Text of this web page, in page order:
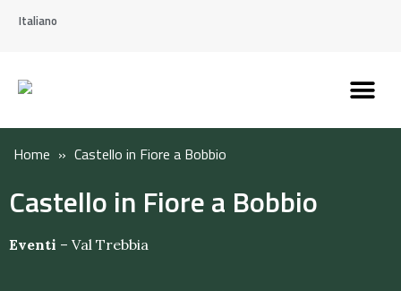
Italiano
Home » Castello in Fiore a Bobbio
Castello in Fiore a Bobbio
Eventi – Val Trebbia